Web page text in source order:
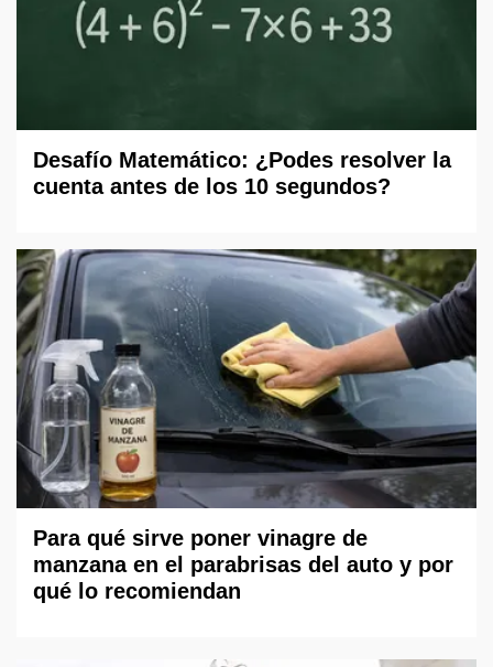
Desafío Matemático: ¿Podes resolver la
cuenta antes de los 10 segundos?
Para qué sirve poner vinagre de
manzana en el parabrisas del auto y por
qué lo recomiendan